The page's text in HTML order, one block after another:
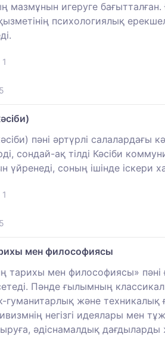
мазмұнын игеруге бағытталған.
психологиялық
пәні әртүрлі
сондай-ақ тілді Кәсіби
үйренеді, соның ішінде іскери
мен философиясы
тарихы мен философиясы» пәні
Пәнде ғылымның
гуманитарлық және
негізгі идеялары мен
әдіснамалдық